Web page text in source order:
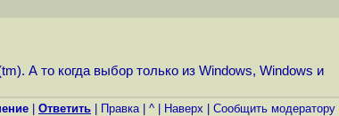
А то когда выбор только из Windows, Windows и
Ответить Правка| ^ Наверх Cообщить модератору